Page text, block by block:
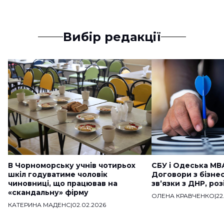
Вибір редакції
В Чорноморську учнів чотирьох
шкіл годуватиме чоловік
чиновниці, що працював на
«скандальну» фірму
КАТЕРИНА МАДЕНС|02.02.2026
СБУ і Одеська
Договори з
звʼязки з ДНР,
ОЛЕНА КРАВЧЕНКО|